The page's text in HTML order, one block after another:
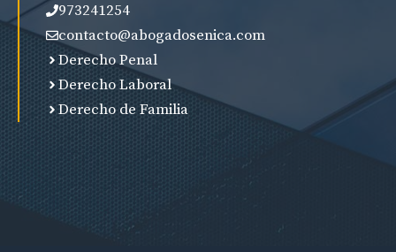
973241254
contacto@abogadosenica.com
Derecho Penal
Derecho Laboral
Derecho de Familia